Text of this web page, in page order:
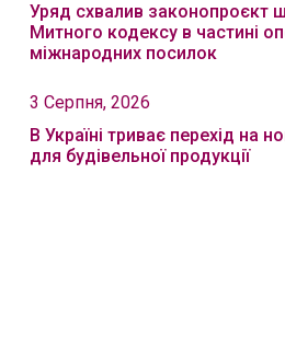
Уряд схвалив законопроєкт
Митного кодексу в частині
міжнародних посилок
3 Серпня, 2026
В Україні триває перехід на
для будівельної продукції